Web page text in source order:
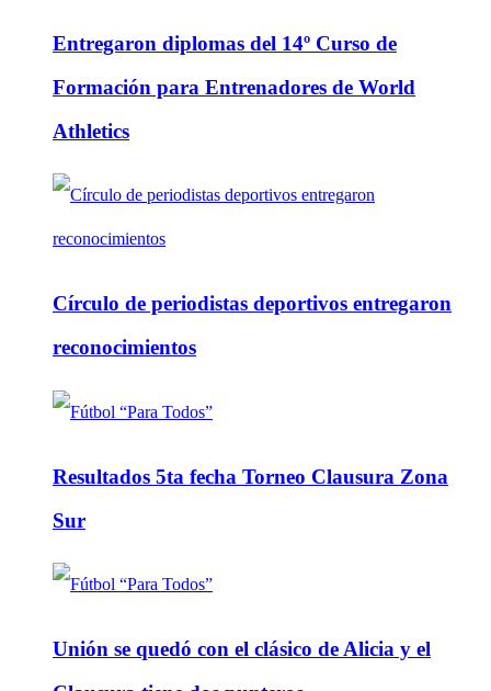
Entregaron diplomas del 14º Curso de
Formación para Entrenadores de World
Athletics
Círculo de periodistas deportivos entregaron
reconocimientos
Resultados 5ta fecha Torneo Clausura Zona
Sur
Unión se quedó con el clásico de Alicia y el